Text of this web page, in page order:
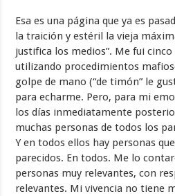
Esa es una página que ya es
la traición y estéril la vieja
justifica los medios”. Me fui
utilizando procedimientos
golpe de mano (“de timón” le
para echarme. Pero, para mi
los días inmediatamente
muchas personas de todos los
Y en todos ellos hay personas
parecidos. En todos. Me lo
personas muy relevantes, con
relevantes. Mi vivencia no tiene